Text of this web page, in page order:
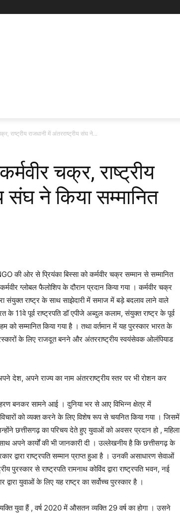
राष्ट्रीय राजधानी में अंतरराष्ट्रीय संघ ने...
चक्र, राष्ट्रीय
संघ ने किया सम्मानित
की ओर से प्रियंका बिस्सा को कर्मवीर चक्र सम्मान से सम्मानित
ग्लोबल फैलोशिप के दौरान प्रदान किया गया । कर्मवीर चक्र
संयुक्त राष्ट्र के साथ साझेदारी में समाज में बड़े बदलाव लाने वाले
11वे पूर्व राष्ट्रपति डॉ एपीजे अब्दुल कलाम, संयुक्त राष्ट्र के पूर्व
सम्मानित किया गया है । तथा वर्तमान में यह पुरस्कार भारत के
के लिए राजदूत बनने और अंतरराष्ट्रीय स्वयंसेवक ओलंपियाड
देश, अपने राज्य का नाम अंतरराष्ट्रीय स्तर पर भी रोशन कर
बनकर सामने आई । दुनिया भर से आए विभिन्न क्षेत्र में
को व्यक्त करने के लिए विशेष रूप से चयनित किया गया । जिसमें
छत्तीसगढ़ का परिचय देते हुए युवाओं को अवसर प्रदान हो , महिला
साथ अपने कार्यों की भी जानकारी दी । उल्लेखनीय है कि छत्तीसगढ़ के
द्वारा राष्ट्रपति सम्मान प्राप्त हुआ है । उनकी असाधारण सेवाओं
पुरस्कार से राष्ट्रपति रामनाथ कोविंद द्वारा राष्ट्रपति भवन, नई
युवाओं के लिए यह राष्ट्र का सर्वोच्च पुरस्कार है ।‌
युवा हैं , वर्ष 2020 में औसतन व्यक्ति 29 वर्ष का होगा । उसने